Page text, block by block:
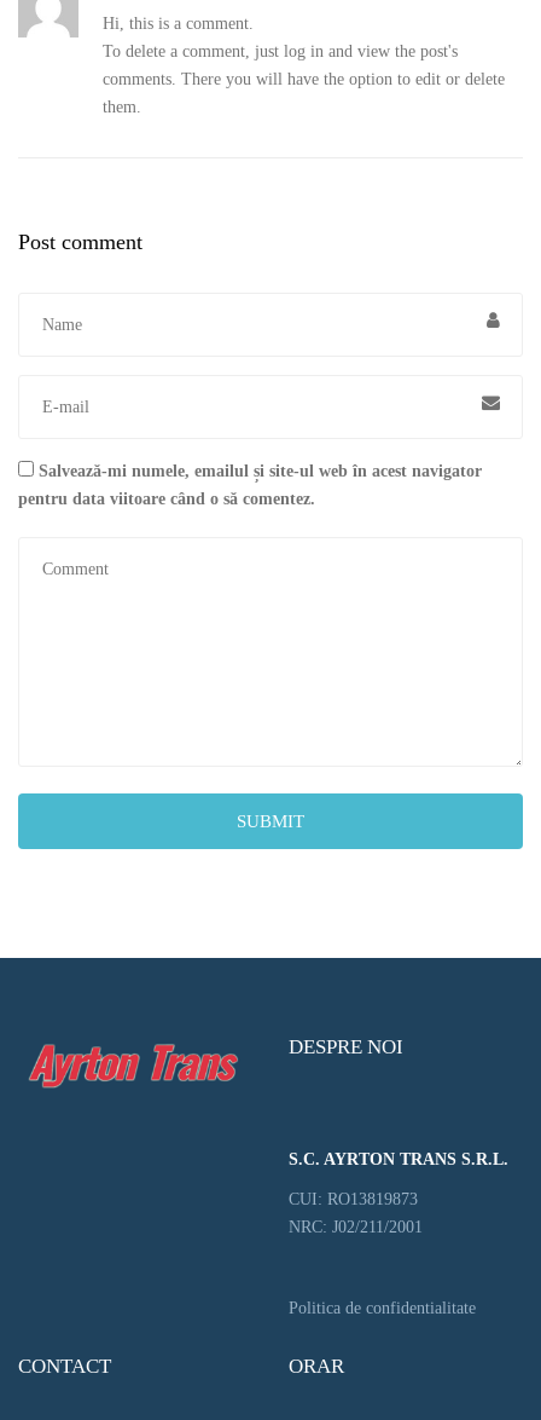
Hi, this is a comment.
To delete a comment, just log in and view the post's
comments. There you will have the option to edit or delete
them.
Post comment
Salvează-mi numele, emailul și site-ul web în acest navigator
pentru data viitoare când o să comentez.
SUBMIT
DESPRE NOI
S.C. AYRTON TRANS S.R.L.
CUI: RO13819873
NRC: J02/211/2001
Politica de confidentialitate
CONTACT ORAR